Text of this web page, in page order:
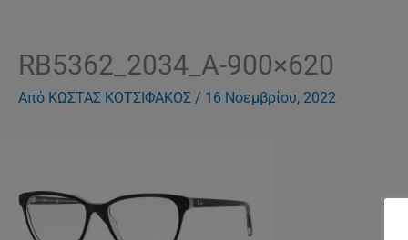
RB5362_2034_A-900×620
Από ΚΩΣΤΑΣ ΚΟΤΣΙΦΑΚΟΣ / 16 Νοεμβρίου, 2022